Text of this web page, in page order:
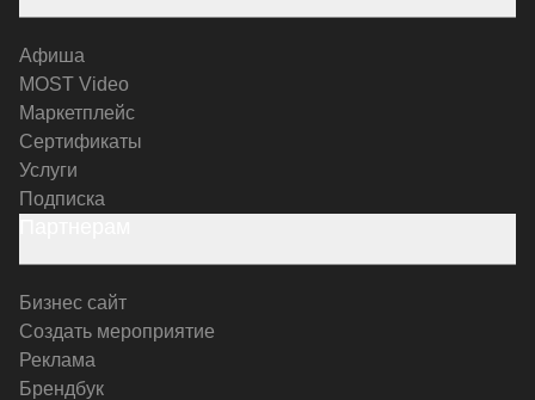
Афиша
MOST Video
Маркетплейс
Сертификаты
Услуги
Подписка
Бизнес сайт
Создать мероприятие
Реклама
Брендбук